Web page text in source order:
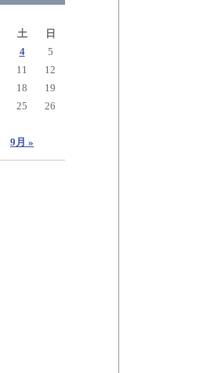
土 日
9月 »
4
5
11
12
18
19
25
26